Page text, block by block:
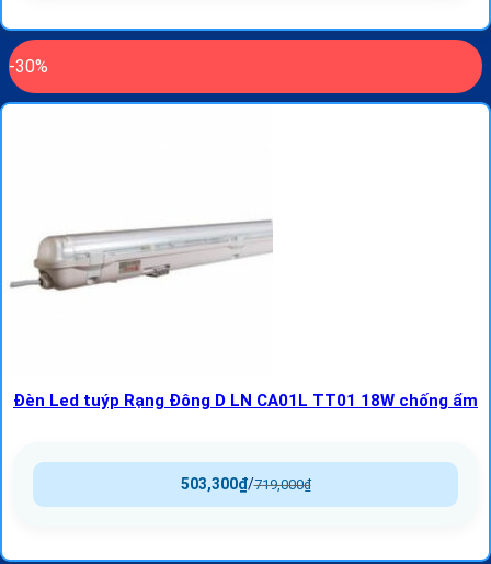
-30%
Đèn Led tuýp Rạng Đông D LN CA01L TT01 18W chống ẩm
719,000₫
/
503,300₫